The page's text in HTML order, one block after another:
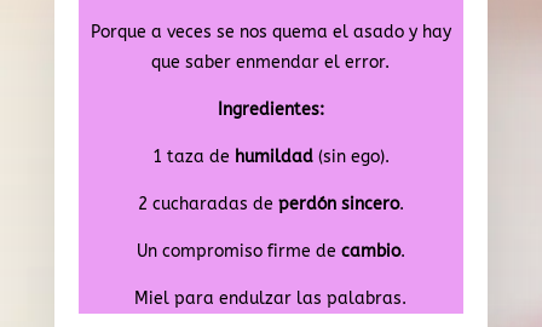
Porque a veces se nos quema el asado y hay
que saber enmendar el error.
Ingredientes:
1 taza de humildad(sin ego).
2 cucharadas de perdón sincero.
Un compromiso firme de cambio.
Miel para endulzar las palabras.